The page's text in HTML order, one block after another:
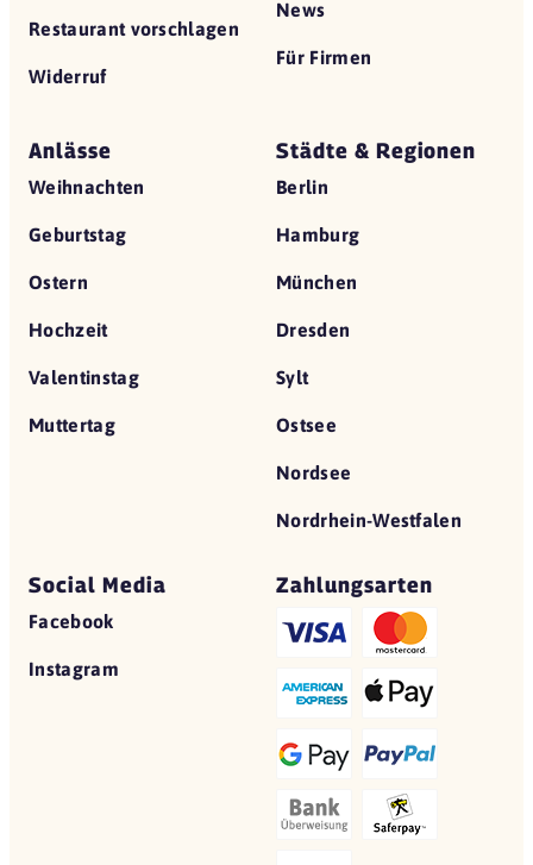
Restaurant vorschlagen
Widerruf
News
Für Firmen
Anlässe
Weihnachten
Geburtstag
Ostern
Hochzeit
Valentinstag
Muttertag
Städte & Regionen
Berlin
Hamburg
München
Dresden
Sylt
Ostsee
Nordsee
Nordrhein-Westfalen
Social Media
Facebook
Instagram
Zahlungsarten